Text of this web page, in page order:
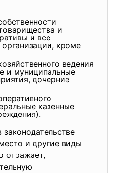
и
и все
кроме
ведения
и муниципальные
дочерние
казенные
и другие виды
отражает,